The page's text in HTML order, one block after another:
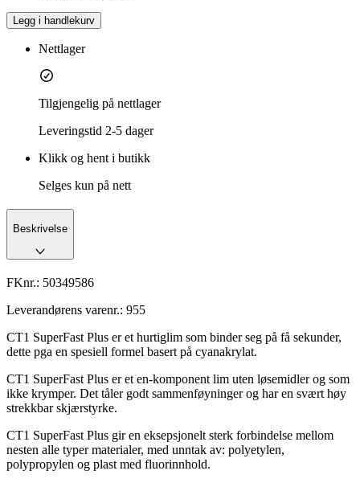
Legg i handlekurv
Nettlager
Tilgjengelig på nettlager
Leveringstid 2-5 dager
Klikk og hent i butikk
Selges kun på nett
Beskrivelse
FKnr.: 50349586
Leverandørens varenr.: 955
CT1 SuperFast Plus er et hurtiglim som binder seg på få sekunder,
dette pga en spesiell formel basert på cyanakrylat.
CT1 SuperFast Plus er et en-komponent lim uten løsemidler og som
ikke krymper. Det tåler godt sammenføyninger og har en svært høy
strekkbar skjærstyrke.
CT1 SuperFast Plus gir en eksepsjonelt sterk forbindelse mellom
nesten alle typer materialer, med unntak av: polyetylen,
polypropylen og plast med fluorinnhold.